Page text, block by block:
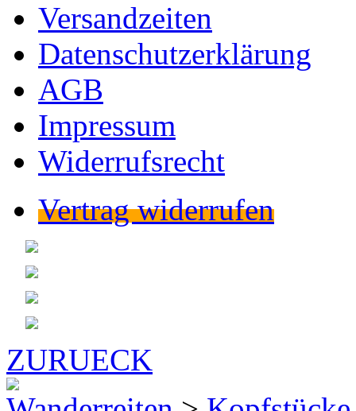
Versandzeiten
Datenschutzerklärung
AGB
Impressum
Widerrufsrecht
Vertrag widerrufen
ZURUECK